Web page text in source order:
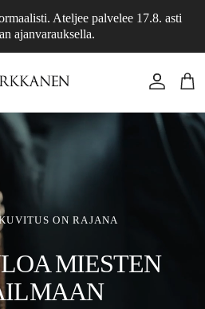
Ateljee palvelee 17.8. asti
ajanvarauksella.
Tili
ON RAJANA
MIESTEN